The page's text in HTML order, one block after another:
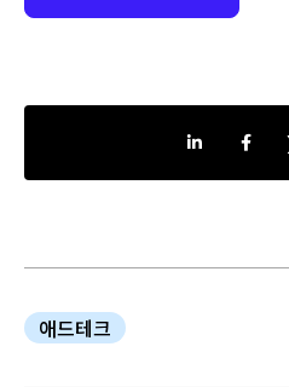
Share onShare
애드테크